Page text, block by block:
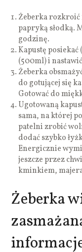
Żeberka rozkroić
papryką słodką.
godzinę.
Kapustę posiekać
(500ml) i
Żeberka
do gotującej się
Gotować do
Ugotowaną
sama, na której
patelni zrobić
dodać szybko
Energicznie
jeszcze przez
kminkiem,
Żeberka